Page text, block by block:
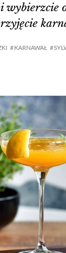
KARNAWAŁ
wybierzcie